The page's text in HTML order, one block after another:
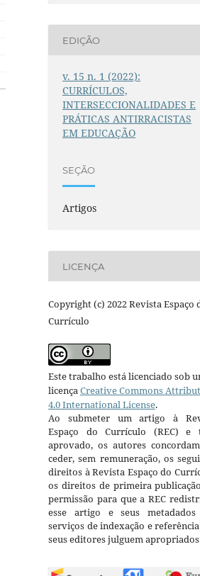
EDIÇÃO
v. 15 n. 1 (2022):
CURRÍCULOS,
INTERSECCIONALIDADES E
PRÁTICAS ANTIRRACISTAS
EM EDUCAÇÃO
SEÇÃO
Artigos
LICENÇA
Copyright (c) 2022 Revista Espaço
Currículo
Este trabalho está licenciado sob
licençaCreative Commons
4.0 International License.
Ao submeter um artigo à
Espaço do Currículo (REC) e
aprovado, os autores
ceder, sem remuneração, os
direitos à Revista Espaço do
os direitos de primeira
permissão para que a REC
esse artigo e seus metadados
serviços de indexação e
seus editores julguem